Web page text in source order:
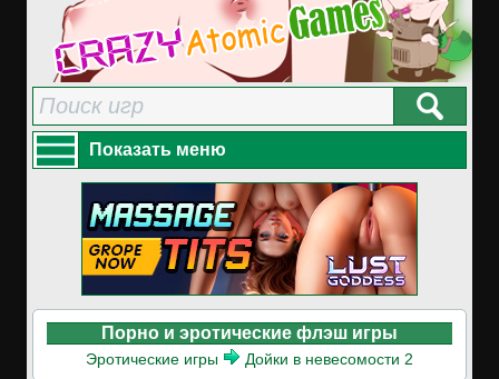
Показать меню
Порно и эротические флэш игры
Эротические игры Дойки в невесомости 2